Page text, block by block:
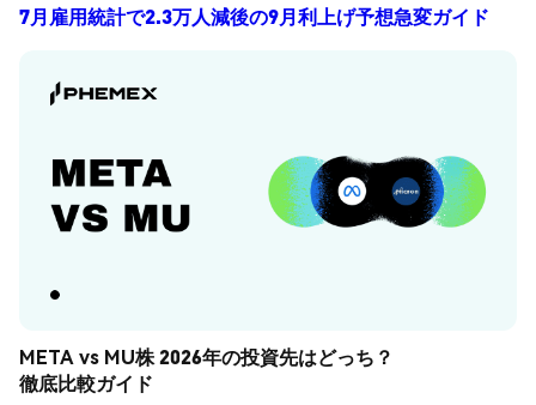
7月雇用統計で2.3万人減後の9月利上げ予想急変ガイド
META vs MU株 2026年の投資先はどっち？
徹底比較ガイド